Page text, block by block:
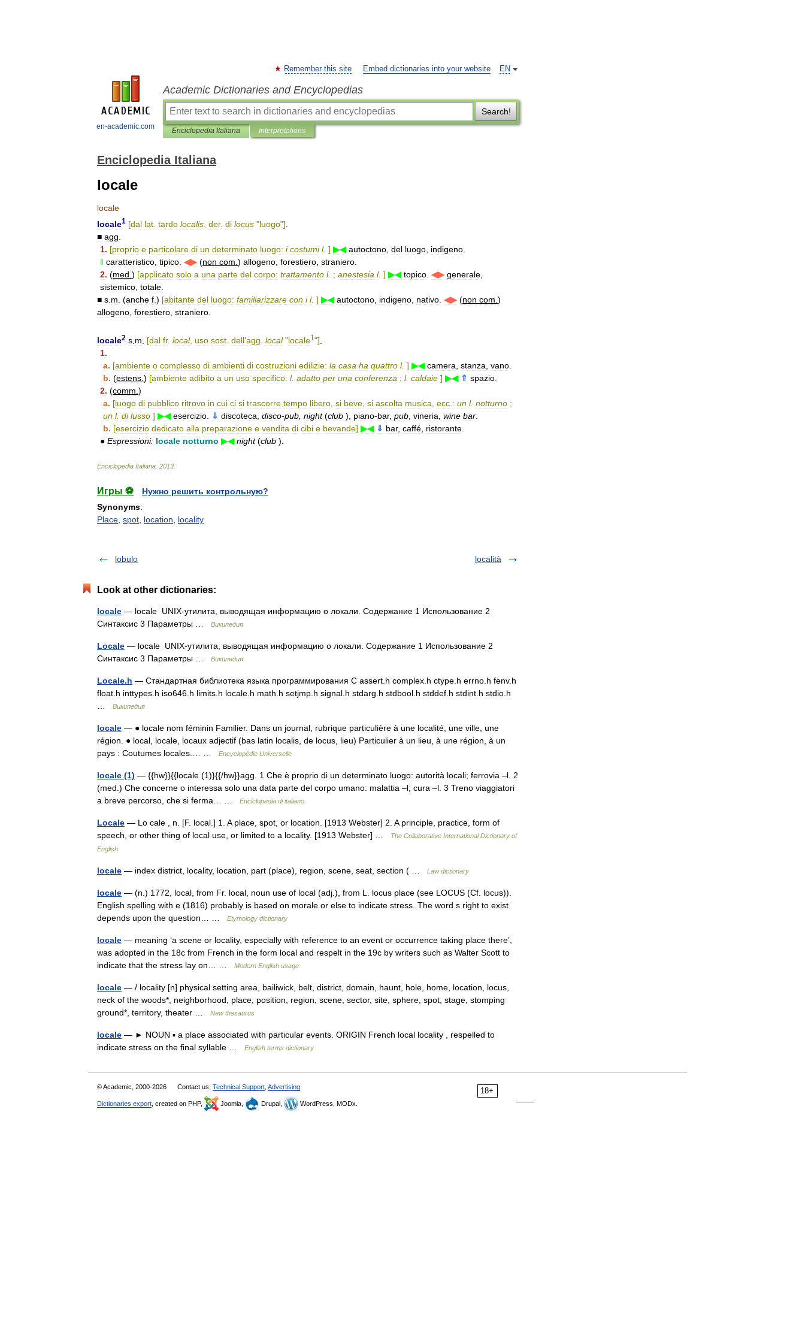
en-academic.com
EN
Remember this site Embed dictionaries into your website
Academic Dictionaries and Encyclopedias
Search!
Enciclopedia Italiana Interpretations
Enciclopedia Italiana
locale
locale
locale1 [dal lat tardo localis der. di locus "luogo"]
■ agg
1. [proprio e particolare di un determinato luogo: i costumi l. ] ▶◀ autoctono del luogo indigeno
‖ caratteristico tipico ◀▶(non com ) allogeno forestiero straniero
2. (med ) [applicato solo a una parte del corpo: trattamento l. ; anestesia l. ] ▶◀ topico ◀▶ generale
sistemico totale
■ s m . (anche f .) [abitante del luogo: familiarizzare con i l. ] ▶◀ autoctono indigeno nativo ◀▶(non com )
allogeno forestiero straniero
locale2 s m [dal fr. local, uso sost. dell'agg. local"locale1 "]
1.
a. [ambiente o complesso di ambienti di costruzioni edilizie: la casa ha quattro l. ] ▶◀ camera, stanza, vano.
b. (estens.) [ambiente adibito a un uso specifico: l. adatto per una conferenza ; l. caldaie ] ▶◀ ⇑ spazio.
2. (comm.)
a. [luogo di pubblico ritrovo in cui ci si trascorre tempo libero, si beve, si ascolta musica, ecc.: un l. notturno ;
un l. di lusso ] ▶◀ esercizio. ⇓ discoteca, disco-pub, night(club ), piano-bar, pub, vineria, wine bar.
b. [esercizio dedicato alla preparazione e vendita di cibi e bevande] ▶◀ ⇓ bar, caffé, ristorante.
● Espressioni: locale notturno ▶◀ night(club ).
Enciclopedia Italiana 2013
Игры ⚽
Нужно решить контрольную?
Synonyms:
Place, spot, location, locality
lobulo località
Look at other dictionaries:
locale — locale UNIX‐утилита, выводящая информацию о локали. Содержание 1 Использование 2
Синтаксис 3 Параметры …
Википедия
Locale — locale UNIX‐утилита, выводящая информацию о локали. Содержание 1 Использование 2
Синтаксис 3 Параметры …
Википедия
Locale.h — Стандартная библиотека языка программирования С assert.h complex.h ctype.h errno.h fenv.h
float.h inttypes.h iso646.h limits.h locale.h math.h setjmp.h signal.h stdarg.h stdbool.h stddef.h stdint.h stdio.h
…
Википедия
locale — ● locale nom féminin Familier. Dans un journal, rubrique particulière à une localité, une ville, une
région. ● local, locale, locaux adjectif (bas latin localis, de locus, lieu) Particulier à un lieu, à une région, à un
pays : Coutumes locales.… …
Encyclopédie Universelle
locale (1) — {{hw}}{{locale (1)}{{/hw}}agg. 1 Che è proprio di un determinato luogo: autorità locali; ferrovia –l. 2
(med.) Che concerne o interessa solo una data parte del corpo umano: malattia –l; cura –l. 3 Treno viaggiatori
a breve percorso, che si ferma… …
Enciclopedia di italiano
Locale — Lo cale , n. [F. local.] 1. A place, spot, or location. [1913 Webster] 2. A principle, practice, form of
speech, or other thing of local use, or limited to a locality. [1913 Webster] …
The Collaborative International Dictionary of
English
locale — index district, locality, location, part (place), region, scene, seat, section ( … Law dictionary
locale — (n.) 1772, local, from Fr. local, noun use of local (adj.), from L. locus place (see LOCUS (Cf. locus)).
English spelling with e (1816) probably is based on morale or else to indicate stress. The word s right to exist
depends upon the question… …
Etymology dictionary
locale — meaning ‘a scene or locality, especially with reference to an event or occurrence taking place there’,
was adopted in the 18c from French in the form local and respelt in the 19c by writers such as Walter Scott to
indicate that the stress lay on… …
Modern English usage
locale — / locality [n] physical setting area, bailiwick, belt, district, domain, haunt, hole, home, location, locus,
neck of the woods*, neighborhood, place, position, region, scene, sector, site, sphere, spot, stage, stomping
ground*, territory, theater …
New thesaurus
locale — ► NOUN ▪ a place associated with particular events. ORIGIN French local locality , respelled to
indicate stress on the final syllable …
English terms dictionary
18+
© Academic, 2000-2026 Contact us: Technical Support Advertising
Dictionaries export , created on PHP, Joomla, Drupal, WordPress, MODx.